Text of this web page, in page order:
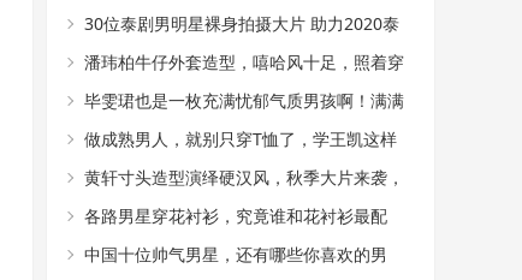
起
30位泰剧男明星裸身拍摄大片 助力2020泰
国乳腺癌粉红丝带
潘玮柏牛仔外套造型，嘻哈风十足，照着穿
你也能变成潮流范
毕雯珺也是一枚充满忧郁气质男孩啊！满满
的沉稳气质，尽显绅士
做成熟男人，就别只穿T恤了，学王凯这样
穿，立马帅气又有型
黄轩寸头造型演绎硬汉风，秋季大片来袭，
时尚与复古并存
各路男星穿花衬衫，究竟谁和花衬衫最配
中国十位帅气男星，还有哪些你喜欢的男